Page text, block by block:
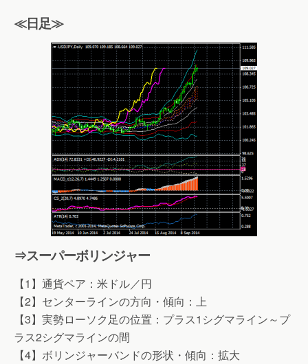
≪日足≫
⇒スーパーボリンジャー
【1】通貨ペア：米ドル／円
【2】センターラインの方向・傾向：上
【3】実勢ローソク足の位置：プラス1シグマライン～プ
ラス2シグマラインの間
【4】ボリンジャーバンドの形状・傾向：拡大